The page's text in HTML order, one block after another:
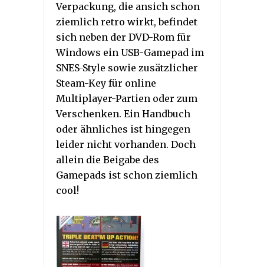
Verpackung, die ansich schon
ziemlich retro wirkt, befindet
sich neben der DVD-Rom für
Windows ein USB-Gamepad im
SNES-Style sowie zusätzlicher
Steam-Key für online
Multiplayer-Partien oder zum
Verschenken. Ein Handbuch
oder ähnliches ist hingegen
leider nicht vorhanden. Doch
allein die Beigabe des
Gamepads ist schon ziemlich
cool!